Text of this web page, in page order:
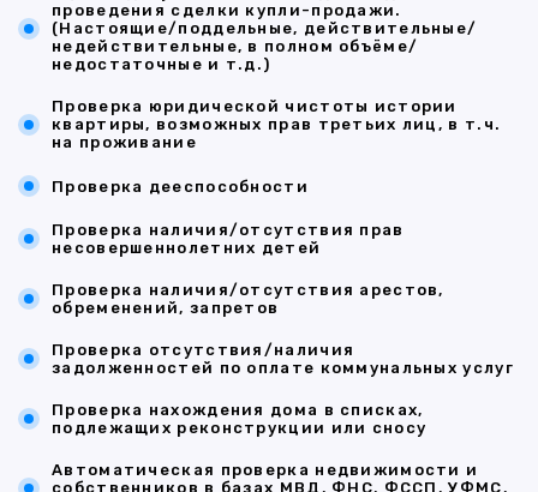
проведения сделки купли-продажи.
(Настоящие/поддельные, действительные/
недействительные, в полном объёме/
недостаточные и т.д.)
Проверка юридической чистоты истории
квартиры, возможных прав третьих лиц, в т.ч.
на проживание
Проверка дееспособности
Проверка наличия/отсутствия прав
несовершеннолетних детей
Проверка наличия/отсутствия арестов,
обременений, запретов
Проверка отсутствия/наличия
задолженностей по оплате коммунальных услуг
Проверка нахождения дома в списках,
подлежащих реконструкции или сносу
Автоматическая проверка недвижимости и
собственников в базах МВД, ФНС, ФССП, УФМС,